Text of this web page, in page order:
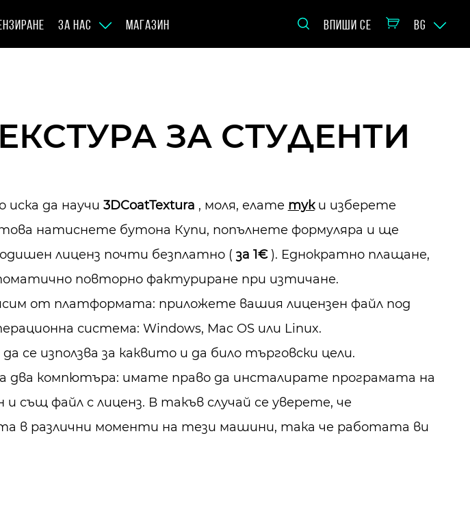
ЗА НАС МАГАЗИН ВПИШИ СЕ BG
ЗА СТУДЕНТИ
да научи 3DCoatTextura , моля, елате туки изберете
натиснете бутона Купи, попълнете формуляра и ще
лиценз почти безплатно ( за 1€). Еднократно плащане,
повторно фактуриране при изтичане.
от платформата: приложете вашия лицензен файл под
система: Windows, Mac OS или Linux.
се използва за каквито и да било търговски цели.
два компютъра: имате право да инсталирате програмата на
същ файл с лиценз. В такъв случай се уверете, че
в различни моменти на тези машини, така че работата ви